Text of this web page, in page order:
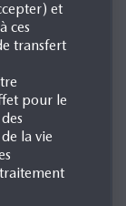
et
ces
transfert
pour le
la vie